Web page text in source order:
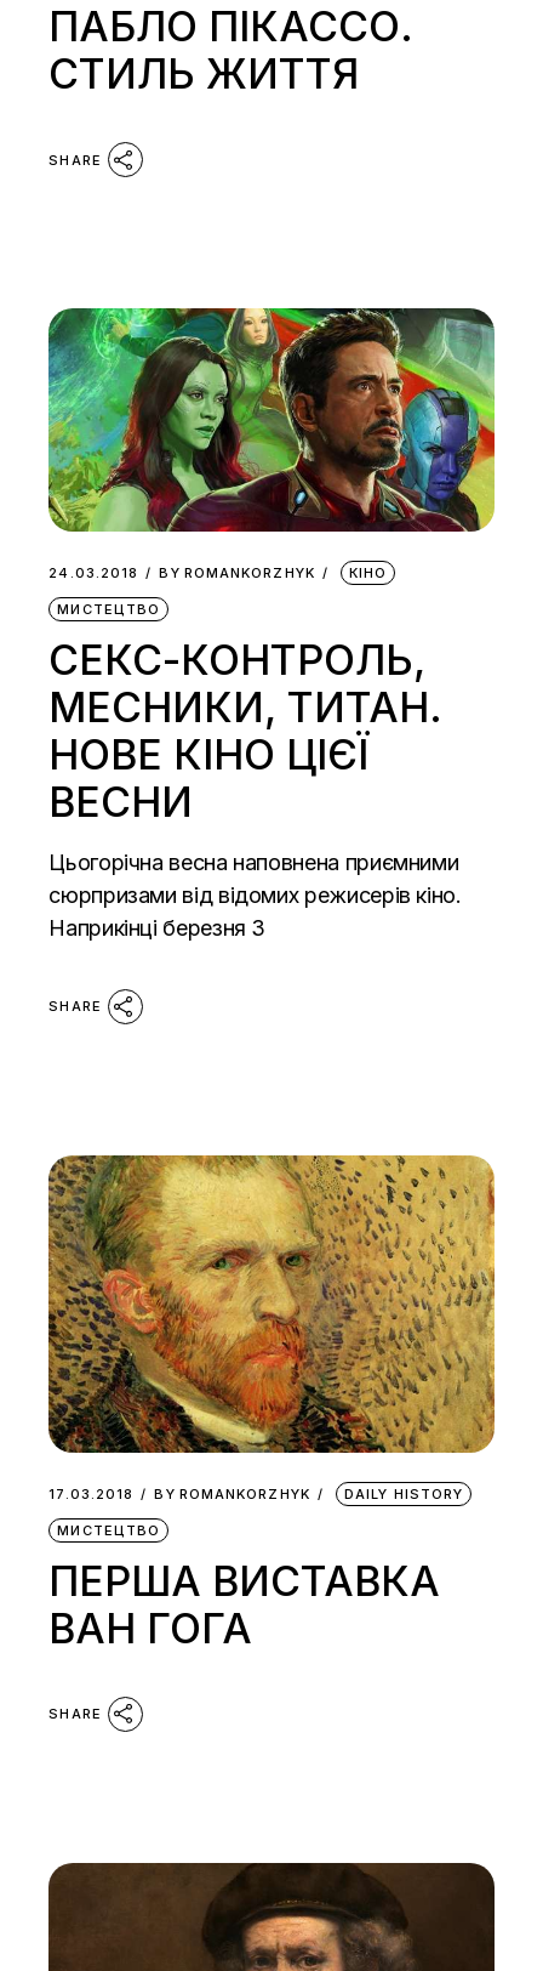
ПАБЛО ПІКАССО.
СТИЛЬ ЖИТТЯ
SHARE
24.03.2018 BY ROMANKORZHYK КІНО
МИСТЕЦТВО
СЕКС-КОНТРОЛЬ,
МЕСНИКИ, ТИТАН.
НОВЕ КІНО ЦІЄЇ
ВЕСНИ
Цьогорічна весна наповнена приємними
сюрпризами від відомих режисерів кіно.
Наприкінці березня З
SHARE
17.03.2018 BY ROMANKORZHYK DAILY HISTORY
МИСТЕЦТВО
ПЕРША ВИСТАВКА
ВАН ГОГА
SHARE